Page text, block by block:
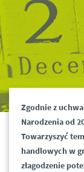
Zgodnie z
Narodzenia od
Towarzyszyć
handlowych w
złagodzenie